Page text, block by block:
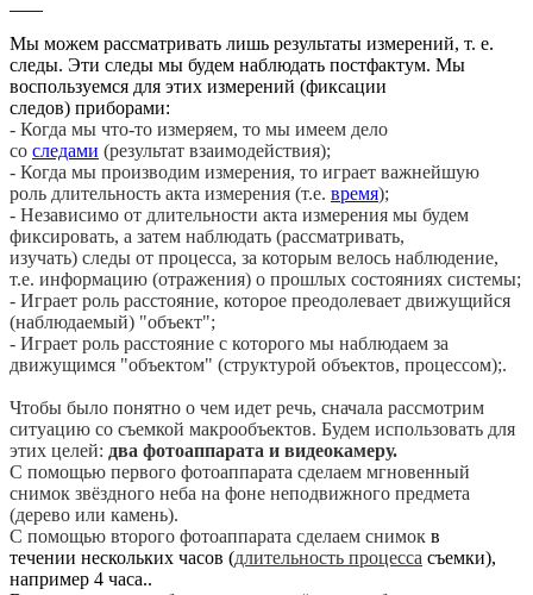
Мы можем рассматривать лишь результаты измерений, т. е.
следы. Эти следы мы будем наблюдать постфактум. Мы
воспользуемся для этих измерений (фиксации
следов) приборами:
- Когда мы что-то измеряем, то мы имеем дело
со следами (результат взаимодействия);
- Когда мы производим измерения, то играет важнейшую
роль длительность акта измерения (т.е. время);
- Независимо от длительности акта измерения мы будем
фиксировать, а затем наблюдать (рассматривать,
изучать) следы от процесса, за которым велось наблюдение,
т.е. информацию (отражения) о прошлых состояниях системы;
- Играет роль расстояние, которое преодолевает движущийся
(наблюдаемый) "объект";
- Играет роль расстояние с которого мы наблюдаем за
движущимся "объектом" (структурой объектов, процессом);.
Чтобы было понятно о чем идет речь, сначала рассмотрим
ситуацию со съемкой макрообъектов. Будем использовать для
этих целей: два фотоаппарата и видеокамеру.
С помощью первого фотоаппарата сделаем мгновенный
снимок звёздного неба на фоне неподвижного предмета
(дерево или камень).
С помощью второго фотоаппарата сделаем снимок в
течении нескольких часов (длительность процесса съемки),
например 4 часа..